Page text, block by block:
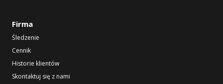
Firma
Śledzenie
Cennik
Historie klientów
Skontaktuj się z nami